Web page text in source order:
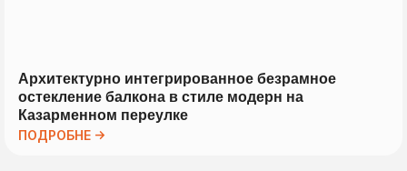
Архитектурно интегрированное безрамное
остекление балкона в стиле модерн на
Казарменном переулке
ПОДРОБНЕ →